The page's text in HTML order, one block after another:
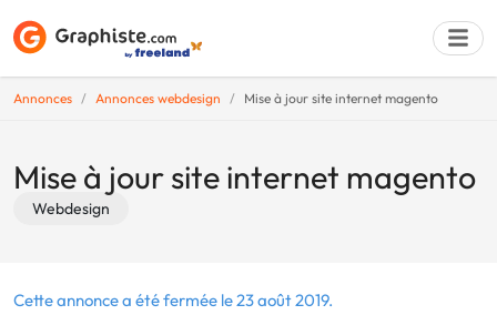
Annonces Annonces webdesign Mise à jour site internet magento
Mise à jour site internet magento
Webdesign
Cette annonce a été fermée le 23 août 2019.